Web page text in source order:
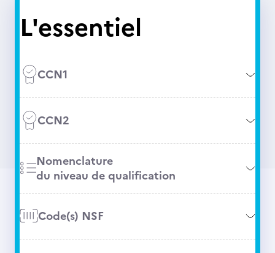
L'essentiel
CCN1
CCN2
Nomenclature
du niveau de qualification
Code(s) NSF